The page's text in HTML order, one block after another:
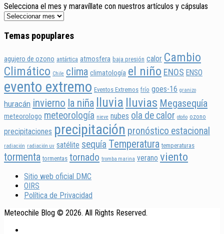
Selecciona el mes y maravíllate con nuestros artículos y cápsulas
Temas popuplares
agujero de ozono antártica atmosfera baja presión calor Cambio
Climático Chile clima climatología el niño ENOS ENSO
evento extremo Eventos Extremos frío goes-16 granizo
huracán invierno la niña lluvia lluvias Megasequía
meteorologo meteorología nieve nubes ola de calor otoño ozono
precipitaciones precipitación pronóstico estacional
radiación radiación uv satélite sequía Temperatura temperaturas
tormenta tormentas tornado tromba marina verano viento
Sitio web oficial DMC
OIRS
Política de Privacidad
Meteochile Blog © 2026. All Rights Reserved.